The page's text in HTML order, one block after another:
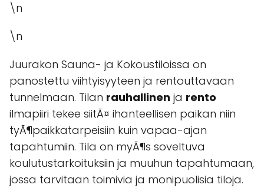
\n
\n
Juurakon Sauna- ja Kokoustiloissa on
panostettu viihtyisyyteen ja rentouttavaan
tunnelmaan. Tilan rauhallinen ja rento
ilmapiiri tekee siitÃ¤ ihanteellisen paikan niin
tyÃ¶paikkatarpeisiin kuin vapaa-ajan
tapahtumiin. Tila on myÃ¶s soveltuva
koulutustarkoituksiin ja muuhun tapahtumaan,
jossa tarvitaan toimivia ja monipuolisia tiloja.